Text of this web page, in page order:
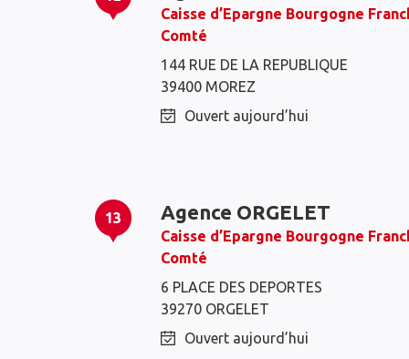
Caisse d’Epargne Bourgogne
Comté
144 RUE DE LA REPUBLIQUE
39400 MOREZ
Ouvert aujourd’hui
13 Agence ORGELET
Caisse d’Epargne Bourgogne
Comté
6 PLACE DES DEPORTES
39270 ORGELET
Ouvert aujourd’hui